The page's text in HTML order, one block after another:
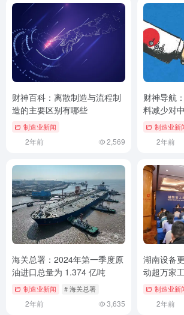
财神百科：离散制造与流程制
造的主要区别有哪些
制造业新闻
2年前 2,569
财神导航
料减少对
制造业新
2年前
海关总署：2024年第一季度原
油进口总量为 1.374 亿吨
制造业新闻 # 海关总署
2年前 3,635
湖南设备
动超万家
制造业新
2年前